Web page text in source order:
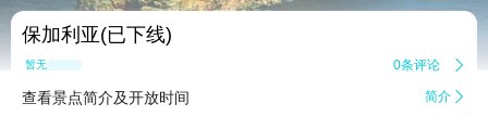
保加利亚(已下线)
暂无点评 0条评论 
查看景点简介及开放时间 简介 